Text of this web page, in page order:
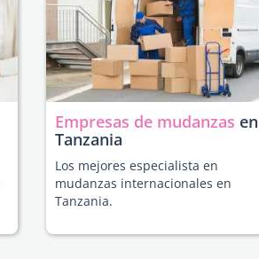
Empresas de mudanzas en
Tanzania
Los mejores especialista en
mudanzas internacionales en
Tanzania.